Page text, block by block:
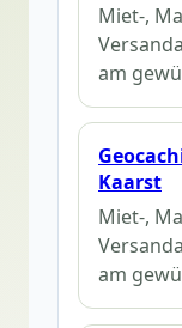
Miet-,
am
Kaarst
Miet-,
am